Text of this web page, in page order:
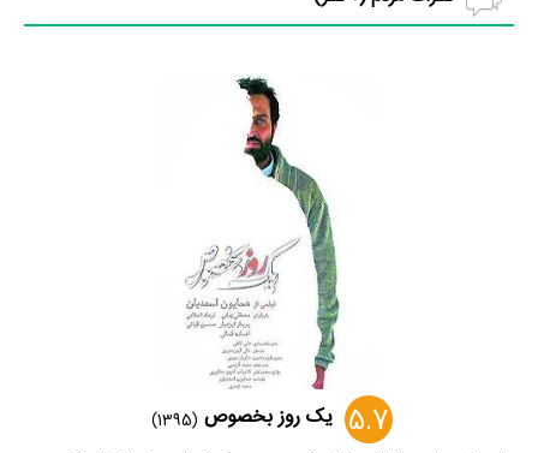
5.7 یک روز بخصوص (1395)